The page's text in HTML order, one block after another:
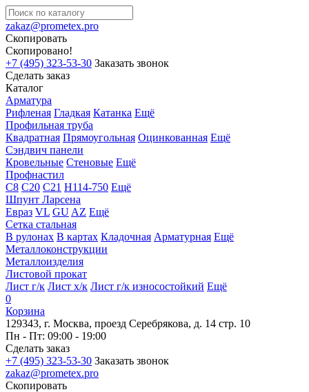
zakaz@prometex.pro
Скопировать
Скопировано!
+7 (495) 323-53-30 Заказать звонок
Сделать заказ
Каталог
Арматура
Рифленая Гладкая Катанка Ещё
Профильная труба
Квадратная Прямоугольная Оцинкованная Ещё
Сэндвич панели
Кровельные Стеновые Ещё
Профнастил
С8 С20 С21 Н114-750 Ещё
Шпунт Ларсена
Евраз VL GU AZ Ещё
Сетка стальная
В рулонах В картах Кладочная Арматурная Ещё
Металлоконструкции
Металлоизделия
Листовой прокат
Лист г/к Лист х/к Лист г/к износостойкий Ещё
0
Корзина
129343, г. Москва, проезд Серебрякова, д. 14 стр. 10
Пн - Пт: 09:00 - 19:00
Сделать заказ
+7 (495) 323-53-30 Заказать звонок
zakaz@prometex.pro
Скопировать